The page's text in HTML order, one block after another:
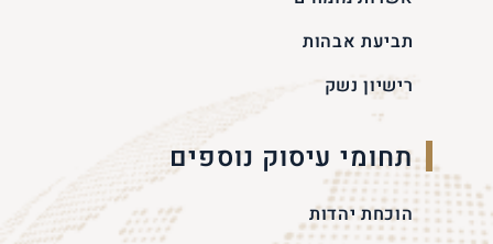
תביעת אבהות
רישיון נשק
תחומי עיסוק נוספים
הוכחת יהדות